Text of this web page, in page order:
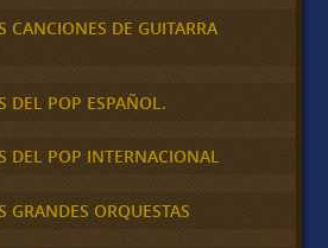
CANCIONES DE GUITARRA
DEL POP ESPAÑOL.
DEL POP INTERNACIONAL
GRANDES ORQUESTAS